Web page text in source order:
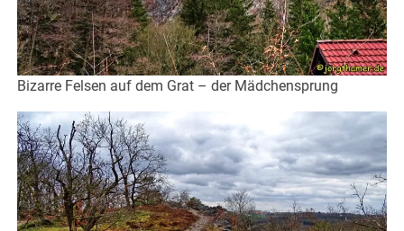
Bizarre Felsen auf dem Grat – der Mädchensprung